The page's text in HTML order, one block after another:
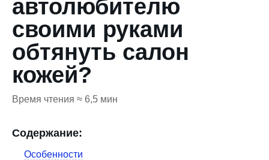
автолюбителю
своими руками
обтянуть салон
кожей?
Время чтения ≈ 6,5 мин
Содержание:
Особенности